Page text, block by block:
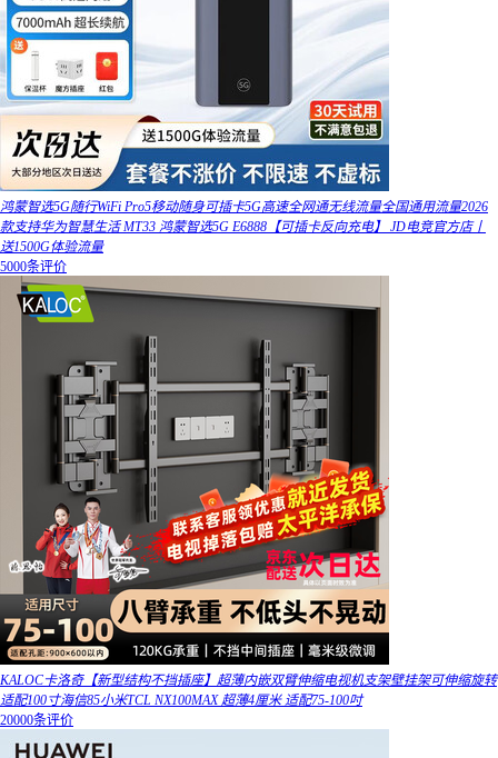
鸿蒙智选5G随行WiFi Pro5移动随身可插卡5G高速全网通无线流量全国通用流量2026
款支持华为智慧生活 MT33 鸿蒙智选5G E6888【可插卡反向充电】 JD电竞官方店丨
送1500G体验流量
5000条评价
KALOC卡洛奇【新型结构不挡插座】超薄内嵌双臂伸缩电视机支架壁挂架可伸缩旋转
适配100寸海信85小米TCL NX100MAX 超薄4厘米 适配75-100吋
20000条评价